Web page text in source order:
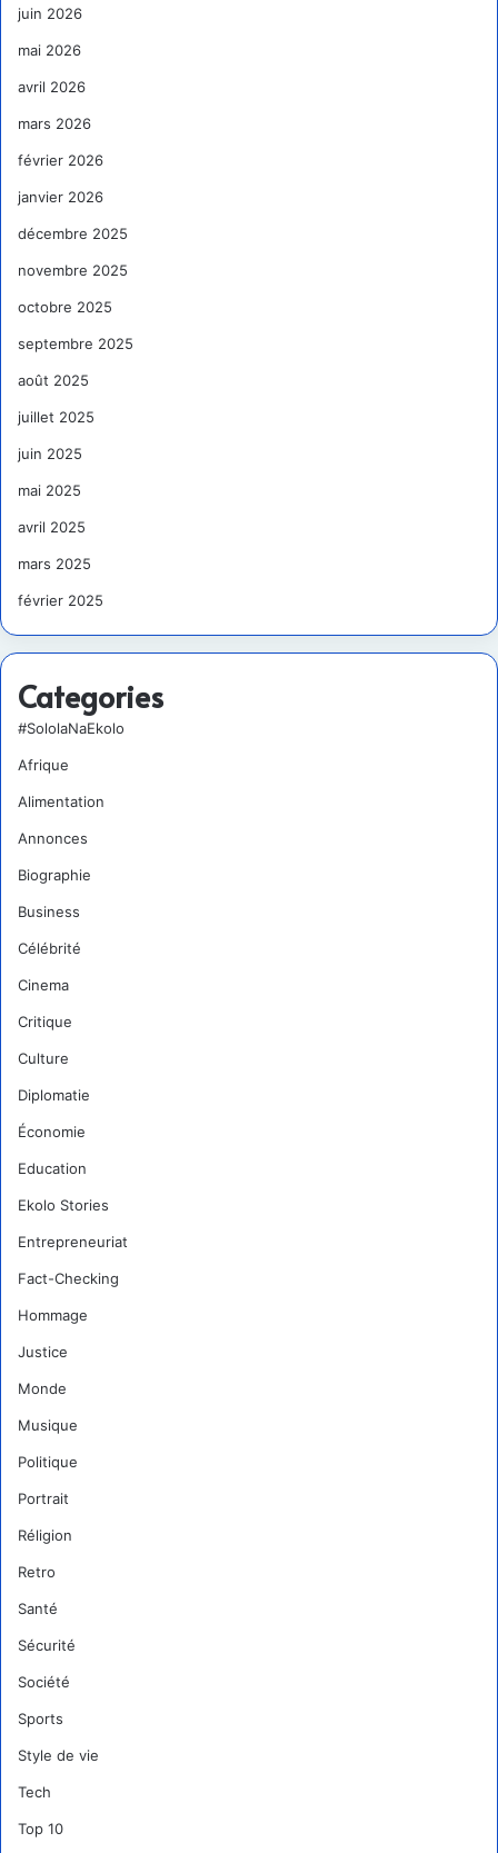
juin 2026
mai 2026
avril 2026
mars 2026
février 2026
janvier 2026
décembre 2025
novembre 2025
octobre 2025
septembre 2025
août 2025
juillet 2025
juin 2025
mai 2025
avril 2025
mars 2025
février 2025
Categories
#SololaNaEkolo
Afrique
Alimentation
Annonces
Biographie
Business
Célébrité
Cinema
Critique
Culture
Diplomatie
Économie
Education
Ekolo Stories
Entrepreneuriat
Fact-Checking
Hommage
Justice
Monde
Musique
Politique
Portrait
Réligion
Retro
Santé
Sécurité
Société
Sports
Style de vie
Tech
Top 10